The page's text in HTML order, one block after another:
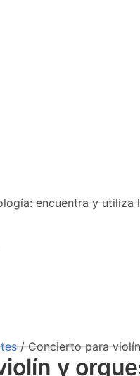
encuentra y
/ Concierto para
y